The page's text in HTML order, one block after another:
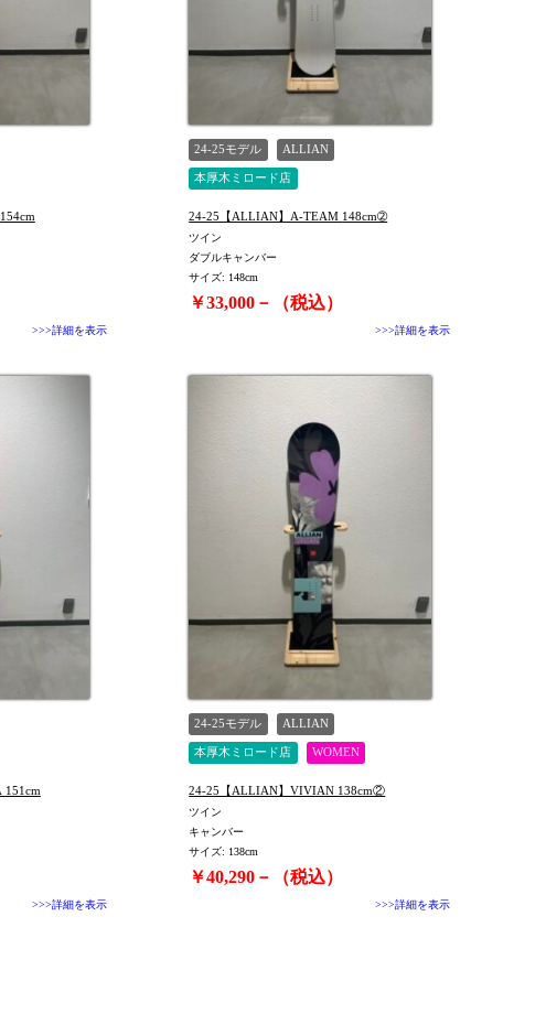
24-25【ALLIAN】A-TEAM 154cm
>>>詳細を表示
24-25モデル ALLIAN
本厚木ミロード店
24-25【ALLIAN】A-TEAM 148cm➁
ツイン
ダブルキャンバー
サイズ: 148cm
￥33,000－（税込）
>>>詳細を表示
24-25【ALLIAN】NIRVANA 151cm
>>>詳細を表示
24-25モデル ALLIAN
本厚木ミロード店 WOMEN
24-25【ALLIAN】VIVIAN 138cm②
ツイン
キャンバー
サイズ: 138cm
￥40,290－（税込）
>>>詳細を表示